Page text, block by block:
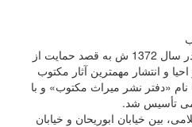
مؤسسه پژوهشی میراث مكتوب در سال 1372 ش به قصد حمایت از
و انتشار مهمترین آثار مكتوب
«دفتر نشر میراث مكتوب» و با
تأسیس شد.
بین خیابان ابوریحان و خیابان